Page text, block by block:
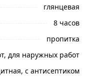
глянцевая
8 часов
пропитка
для наружных работ
с антисептиком